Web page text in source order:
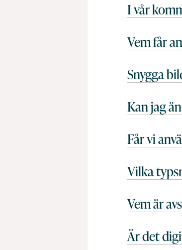
I vår
Vem får
Snygga
Kan jag
Får vi
Vilka
Vem är
Är det